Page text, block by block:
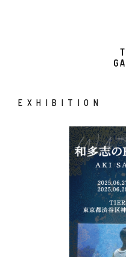
EXHIBITION